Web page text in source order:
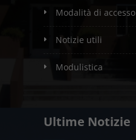
modalità di accesso
notizie utili
modulistica
Ultime Notizie